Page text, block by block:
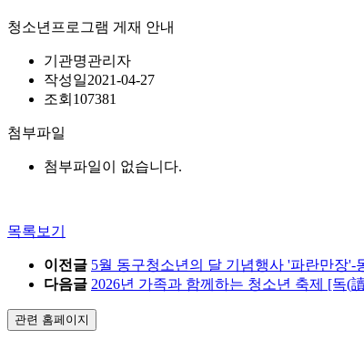
청소년프로그램 게재 안내
기관명관리자
작성일2021-04-27
조회 107381
첨부파일
첨부파일이 없습니다.
목록보기
이전글 5월 동구청소년의 달 기념행사 '파란만장'-
다음글 2026년 가족과 함께하는 청소년 축제 [독(
관련 홈페이지